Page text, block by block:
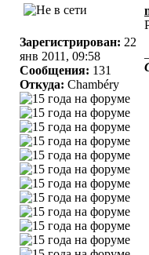
Зарегистрирован: 22
янв 2011, 09:58
Сообщения: 131
Откуда: Chambéry